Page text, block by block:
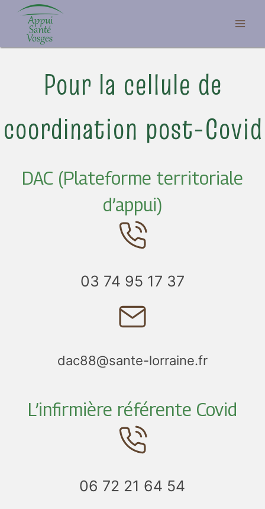
Aller
contenu
Pour la cellule de
coordination post-Covid
DAC (Plateforme territoriale
d’appui)
03 74 95 17 37
dac88@sante-lorraine.fr
L’infirmière référente Covid
06 72 21 64 54